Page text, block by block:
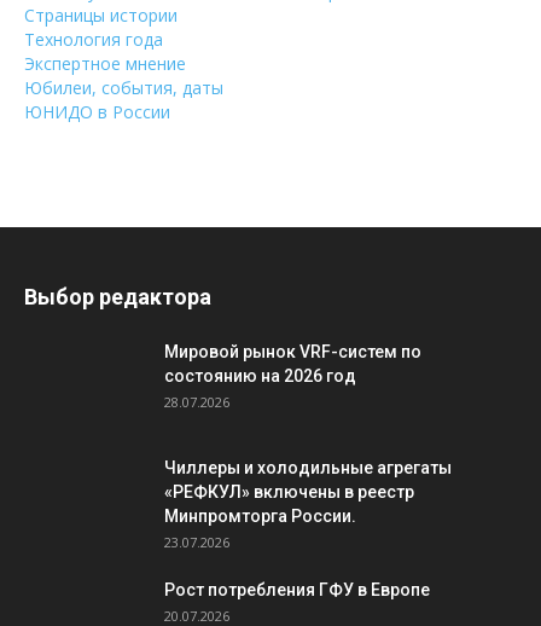
Страницы истории
Технология года
Экспертное мнение
Юбилеи, события, даты
ЮНИДО в России
Выбор редактора
Мировой рынок VRF-систем по
состоянию на 2026 год
28.07.2026
Чиллеры и холодильные агрегаты
«РЕФКУЛ» включены в реестр
Минпромторга России.
23.07.2026
Рост потребления ГФУ в Европе
20.07.2026